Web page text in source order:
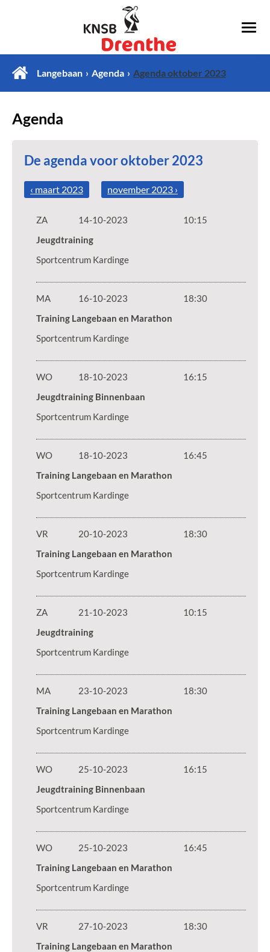
Langebaan Agenda Agenda oktober 2023
Agenda
De agenda voor oktober 2023
‹ maart 2023 november 2023 ›
ZA 14-10-2023
10:15
Jeugdtraining
Sportcentrum Kardinge
MA 16-10-2023
18:30
Training Langebaan en Marathon
Sportcentrum Kardinge
WO 18-10-2023
16:15
Jeugdtraining Binnenbaan
Sportcentrum Kardinge
WO 18-10-2023
16:45
Training Langebaan en Marathon
Sportcentrum Kardinge
VR 20-10-2023
18:30
Training Langebaan en Marathon
Sportcentrum Kardinge
ZA 21-10-2023
10:15
Jeugdtraining
Sportcentrum Kardinge
MA 23-10-2023
18:30
Training Langebaan en Marathon
Sportcentrum Kardinge
WO 25-10-2023
16:15
Jeugdtraining Binnenbaan
Sportcentrum Kardinge
WO 25-10-2023
16:45
Training Langebaan en Marathon
Sportcentrum Kardinge
VR 27-10-2023
18:30
Training Langebaan en Marathon